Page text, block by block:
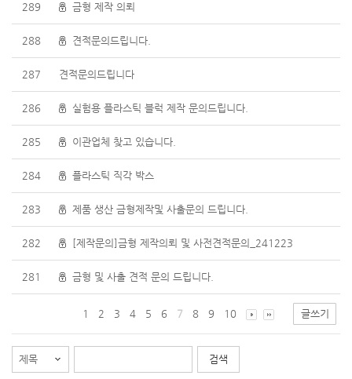
289 금형 제작 의뢰
288 견적문의드립니다.
287 견적문의드립니다
286 실험용 플라스틱 블럭 제작 문의드립니다.
285 이관업체 찾고 있습니다.
284 플라스틱 직각 박스
283 제품 생산 금형제작및 사출문의 드립니다.
282 [제작문의]금형 제작의뢰 및 사전견적문의_241223
281 금형 및 사출 견적 문의 드립니다.
1 2 3 4 5 6 7 8 9 10 글쓰기